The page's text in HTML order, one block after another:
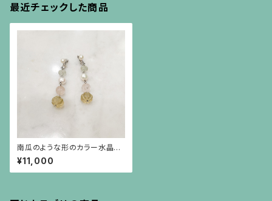
最近チェックした商品
南瓜のような形のカラー水晶と
真珠の揺れるイヤリング
¥11,000